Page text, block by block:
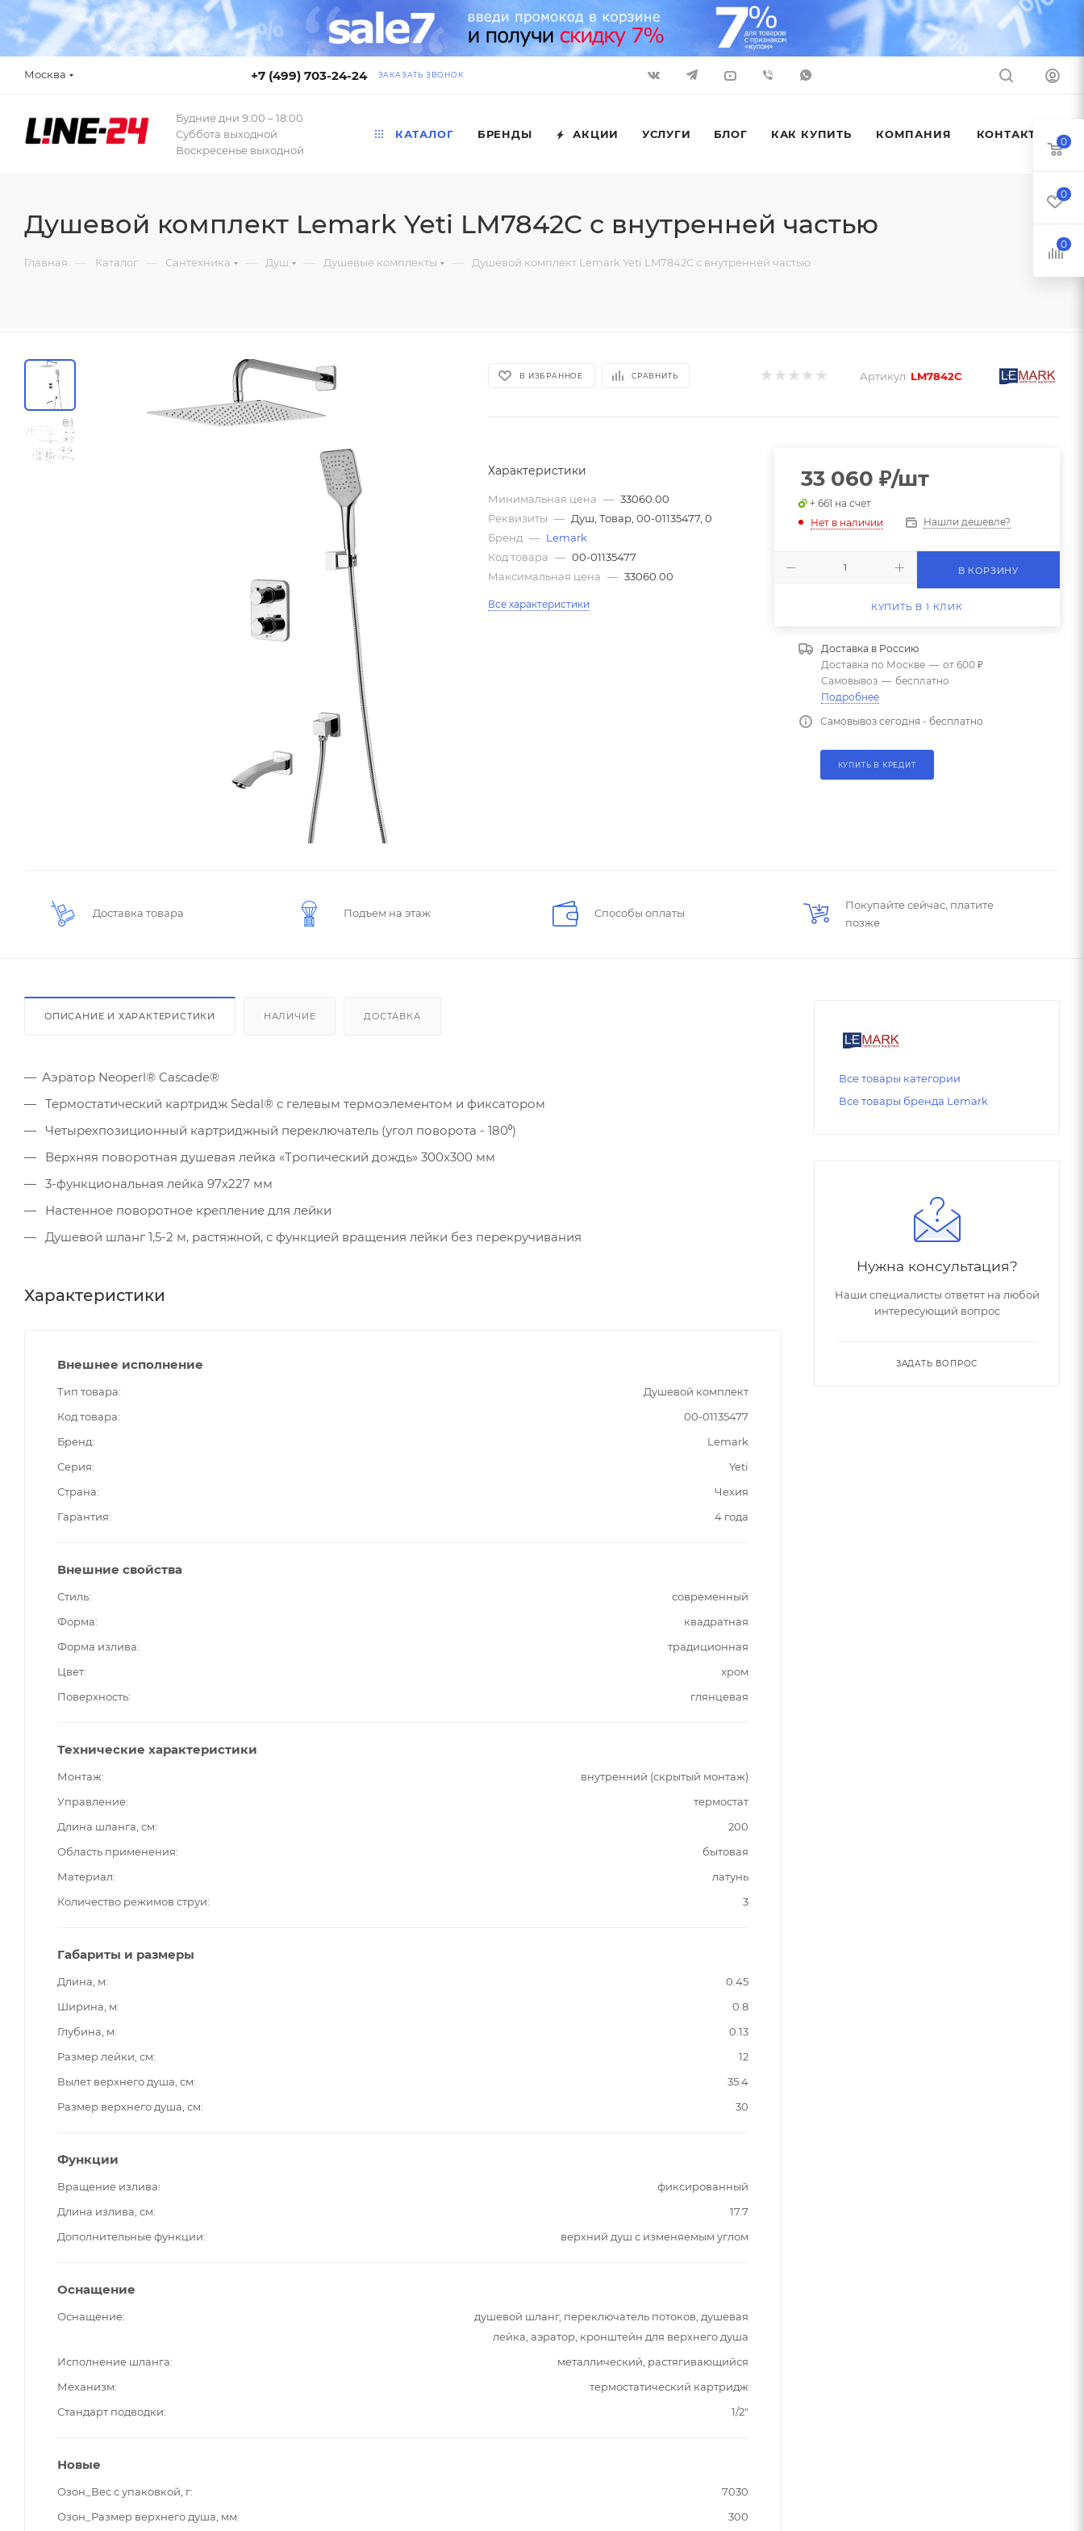
Москва +7 (499) 703-24-24 ЗАКАЗАТЬ ЗВОНОК
Будние дни 9:00 – 18:00
Суббота выходной
Воскресенье выходной
КАТАЛОГ БРЕНДЫ АКЦИИ УСЛУГИ БЛОГ КАК КУПИТЬ КОМПАНИЯ КОНТАКТЫ
Душевой комплект Lemark Yeti LM7842С с внутренней частью
Главная — Каталог — Сантехника — Душ — Душевые комплекты — Душевой комплект Lemark Yeti LM7842С с внутренней частью
В ИЗБРАННОЕ СРАВНИТЬ Артикул: LM7842С
Характеристики
Минимальная цена — 33060.00
Реквизиты — Душ, Товар, 00-01135477, 0
Бренд — Lemark
Код товара — 00-01135477
Максимальная цена — 33060.00
Все характеристики
33 060 ₽/шт
+ 661 на счет
Нет в наличии
Нашли дешевле?
В КОРЗИНУ
КУПИТЬ В 1 КЛИК
Доставка в Россию
Доставка по Москве — от 600 ₽
Самовывоз — бесплатно
Подробнее
Самовывоз сегодня - бесплатно
КУПИТЬ В КРЕДИТ
Доставка товара Подъем на этаж Способы оплаты
Покупайте сейчас, платите
позже
ОПИСАНИЕ И ХАРАКТЕРИСТИКИ НАЛИЧИЕ ДОСТАВКА
Аэратор Neoperl® Cascade®
Термостатический картридж Sedal® с гелевым термоэлементом и фиксатором
Четырехпозиционный картриджный переключатель (угол поворота - 180⁰)
Верхняя поворотная душевая лейка «Тропический дождь» 300x300 мм
3-функциональная лейка 97х227 мм
Настенное поворотное крепление для лейки
Душевой шланг 1,5-2 м, растяжной, с функцией вращения лейки без перекручивания
Характеристики
Внешнее исполнение
Тип товара
Душевой комплект
Код товара
00-01135477
Бренд
Lemark
Серия
Yeti
Страна
Чехия
Гарантия
4 года
Внешние свойства
Стиль
современный
Форма
квадратная
Форма излива
традиционная
Цвет
хром
Поверхность
глянцевая
Технические характеристики
Монтаж
внутренний (скрытый монтаж)
Управление
термостат
Длина шланга, см
200
Область применения
бытовая
Материал
латунь
Количество режимов струи
3
Габариты и размеры
Длина, м
0.45
Ширина, м
0.8
Глубина, м
0.13
Размер лейки, см
12
Вылет верхнего душа, см
35.4
Размер верхнего душа, см
30
Функции
Вращение излива
фиксированный
Длина излива, см
17.7
Дополнительные функции
верхний душ с изменяемым углом
Оснащение
Оснащение
душевой шланг, переключатель потоков, душевая
лейка, аэратор, кронштейн для верхнего душа
Исполнение шланга
металлический, растягивающийся
Механизм
термостатический картридж
Стандарт подводки
1/2"
Новые
Озон_Вес с упаковкой, г
7030
Озон_Размер верхнего душа, мм
300
Все товары категории
Все товары бренда Lemark
Нужна консультация?
Наши специалисты ответят на любой
интересующий вопрос
ЗАДАТЬ ВОПРОС
0
0
0